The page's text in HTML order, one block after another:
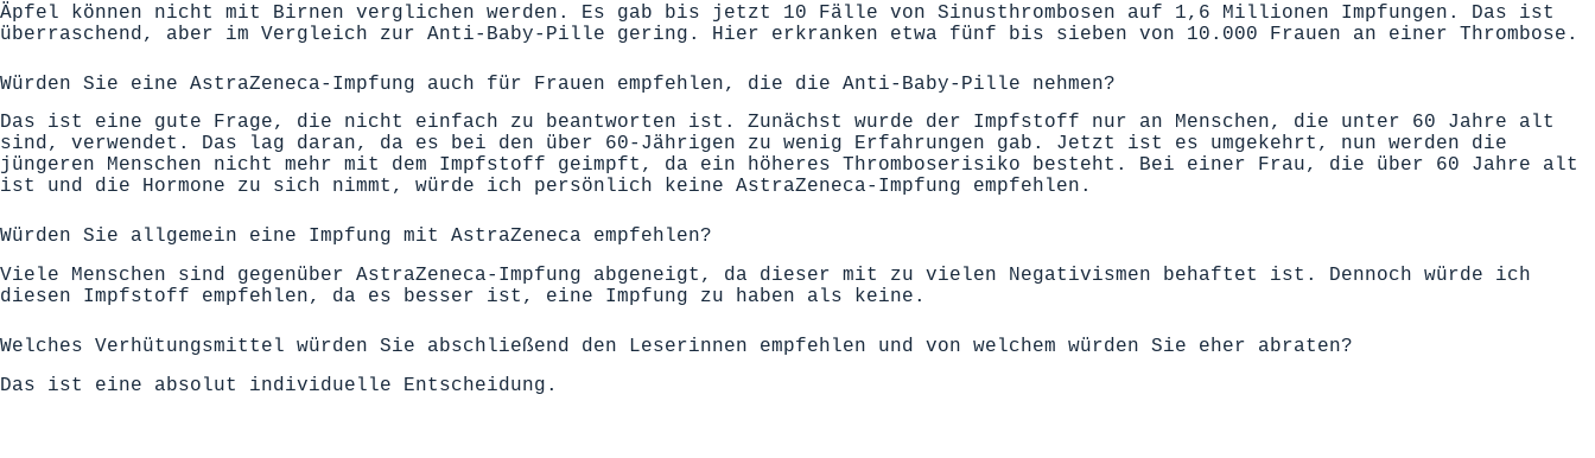
Äpfel können nicht mit Birnen verglichen werden. Es gab bis jetzt 10 Fälle von Sinusthrombosen auf 1,6 Millionen Impfungen. Das ist
überraschend, aber im Vergleich zur Anti-Baby-Pille gering. Hier erkranken etwa fünf bis sieben von 10.000 Frauen an einer Thrombose.
Würden Sie eine AstraZeneca-Impfung auch für Frauen empfehlen, die die Anti-Baby-Pille nehmen?
Das ist eine gute Frage, die nicht einfach zu beantworten ist. Zunächst wurde der Impfstoff nur an Menschen, die unter 60 Jahre alt
sind, verwendet. Das lag daran, da es bei den über 60-Jährigen zu wenig Erfahrungen gab. Jetzt ist es umgekehrt, nun werden die
jüngeren Menschen nicht mehr mit dem Impfstoff geimpft, da ein höheres Thromboserisiko besteht. Bei einer Frau, die über 60 Jahre alt
ist und die Hormone zu sich nimmt, würde ich persönlich keine AstraZeneca-Impfung empfehlen.
Würden Sie allgemein eine Impfung mit AstraZeneca empfehlen?
Viele Menschen sind gegenüber AstraZeneca-Impfung abgeneigt, da dieser mit zu vielen Negativismen behaftet ist. Dennoch würde ich
diesen Impfstoff empfehlen, da es besser ist, eine Impfung zu haben als keine.
Welches Verhütungsmittel würden Sie abschließend den Leserinnen empfehlen und von welchem würden Sie eher abraten?
Das ist eine absolut individuelle Entscheidung.